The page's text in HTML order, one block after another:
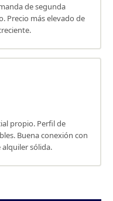
de segunda
Precio más elevado de
propio. Perfil de
Buena conexión con
alquiler sólida.